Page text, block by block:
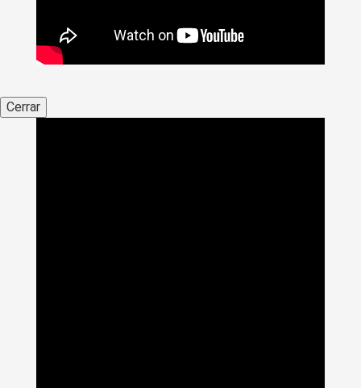
Cerrar